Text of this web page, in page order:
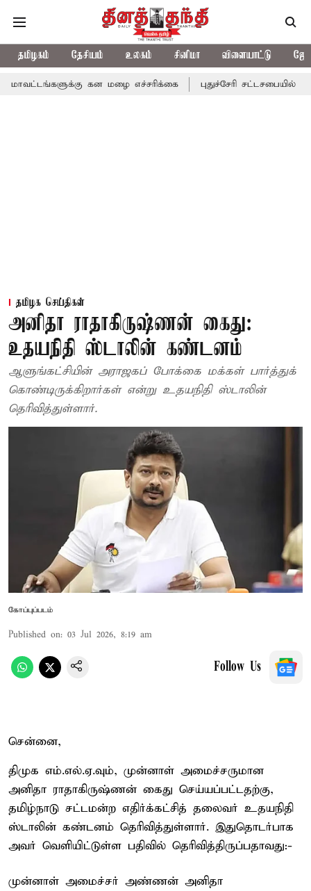
தமிழகம் தேசியம் உலகம் சினிமா விளையாட்டு
கன மழை எச்சரிக்கை புதுச்சேரி சட்டசபையில் வரும் 24ம்
தமிழக செய்திகள்
அனிதா ராதாகிருஷ்ணன் கைது:
உதயநிதி ஸ்டாலின் கண்டனம்
ஆளுங்கட்சியின் அராஜகப் போக்கை மக்கள் பார்த்துக்
கொண்டிருக்கிறார்கள் என்று உதயநிதி ஸ்டாலின்
தெரிவித்துள்ளார்.
கோப்புப்படம்
Published on: 03 Jul 2026, 8:19 am
Follow Us
சென்னை,
திமுக எம்.எல்.ஏ.வும், முன்னாள் அமைச்சருமான
அனிதா ராதாகிருஷ்ணன் கைது செய்யப்பட்டதற்கு,
தமிழ்நாடு சட்டமன்ற எதிர்க்கட்சித் தலைவர் உதயநிதி
ஸ்டாலின் கண்டனம் தெரிவித்துள்ளார். இதுதொடர்பாக
அவர் வெளியிட்டுள்ள பதிவில் தெரிவித்திருப்பதாவது:-
முன்னாள் அமைச்சர் அண்ணன் அனிதா